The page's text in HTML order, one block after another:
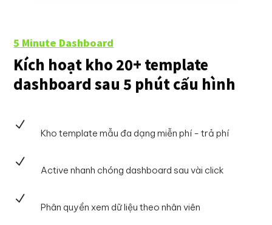
5 Minute Dashboard
Kích hoạt kho 20+ template
dashboard sau 5 phút cấu hình
N
Kho template mẫu đa dạng miễn phí - trả phí
N
Active nhanh chóng dashboard sau vài click
N
Phân quyền xem dữ liệu theo nhân viên